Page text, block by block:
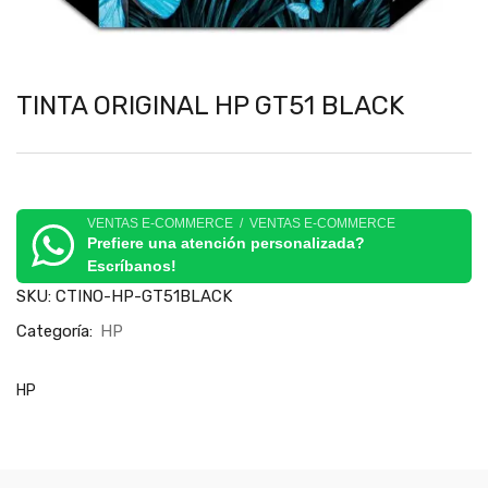
TINTA ORIGINAL HP GT51 BLACK
VENTAS E-COMMERCE / VENTAS E-COMMERCE
Prefiere una atención personalizada?
Escríbanos!
SKU: CTINO-HP-GT51BLACK
Categoría: HP
HP